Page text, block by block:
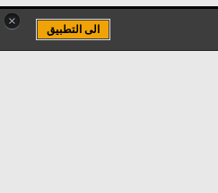
×
الى التطبيق